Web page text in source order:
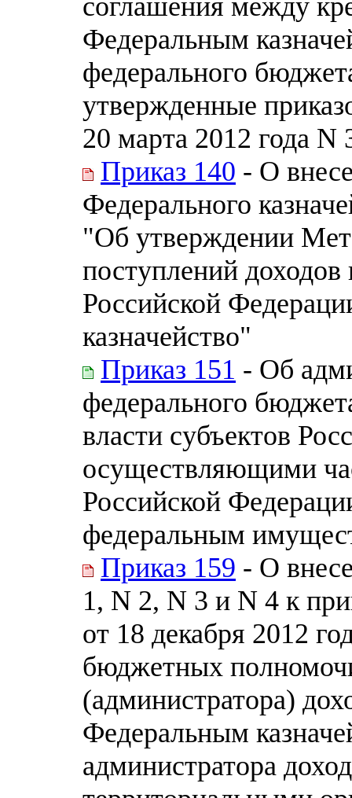
Федеральным
федерального
утвержденные
20 марта 2012 года N
Приказ 140 - О
Федерального
"Об утверждении
поступлений
Российской
казначейство"
Приказ 151 - Об
федерального
власти субъектов
осуществляющими
Российской
федеральным
Приказ 159 - О
1, N 2, N 3 и N 4 к
от 18 декабря 2012
бюджетных
(администратора)
Федеральным
администратора